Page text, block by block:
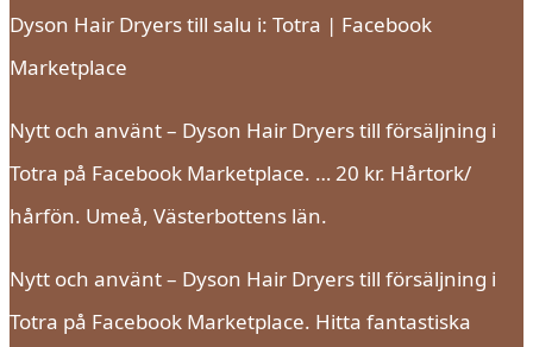
Dyson Hair Dryers till salu i: Totra | Facebook
Marketplace
Nytt och använt – Dyson Hair Dryers till försäljning i
Totra på Facebook Marketplace. … 20 kr. Hårtork/
hårfön. Umeå, Västerbottens län.
Nytt och använt – Dyson Hair Dryers till försäljning i
Totra på Facebook Marketplace. Hitta fantastiska